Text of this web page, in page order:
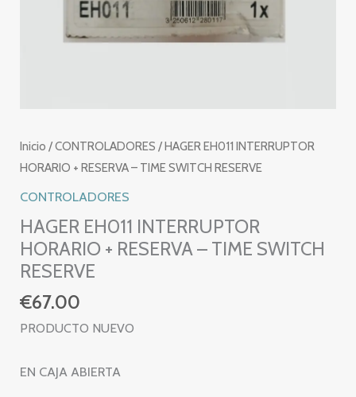
Inicio /CONTROLADORES / HAGER EH011 INTERRUPTOR
HORARIO + RESERVA – TIME SWITCH RESERVE
CONTROLADORES
HAGER EH011 INTERRUPTOR
HORARIO + RESERVA – TIME SWITCH
RESERVE
€67.00
PRODUCTO NUEVO
EN CAJA ABIERTA